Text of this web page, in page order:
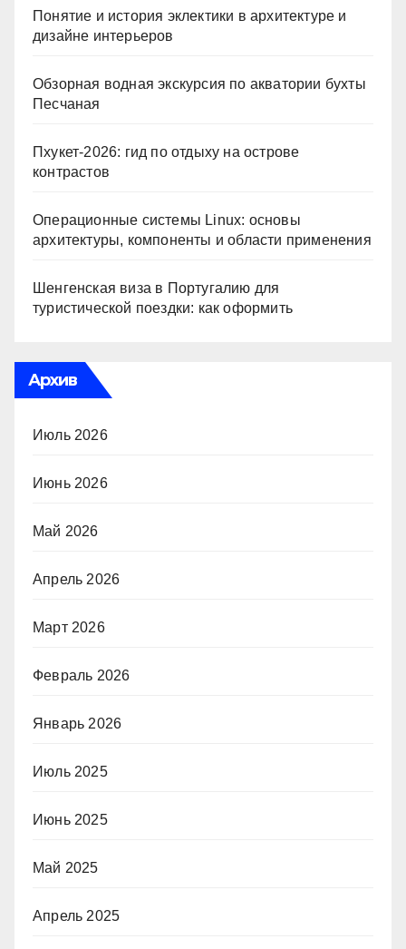
Понятие и история эклектики в архитектуре и
дизайне интерьеров
Обзорная водная экскурсия по акватории бухты
Песчаная
Пхукет-2026: гид по отдыху на острове
контрастов
Операционные системы Linux: основы
архитектуры, компоненты и области применения
Шенгенская виза в Португалию для
туристической поездки: как оформить
Архив
Июль 2026
Июнь 2026
Май 2026
Апрель 2026
Март 2026
Февраль 2026
Январь 2026
Июль 2025
Июнь 2025
Май 2025
Апрель 2025